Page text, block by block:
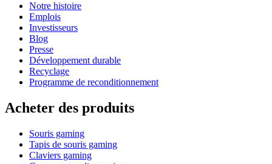
Notre histoire
Emplois
Investisseurs
Blog
Presse
Développement durable
Recyclage
Programme de reconditionnement
Acheter des produits
Souris gaming
Tapis de souris gaming
Claviers gaming